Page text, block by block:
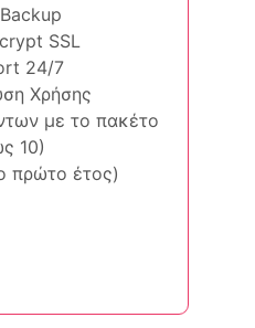
SSL
24/7
Χρήσης
με το πακέτο
10)
πρώτο έτος)